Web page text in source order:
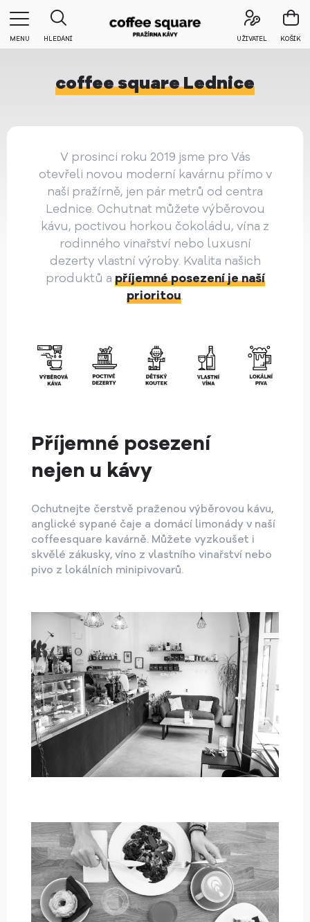
MENU HLEDÁNÍ UŽIVATEL KOŠÍK
coffee square Lednice
V prosinci roku 2019 jsme pro Vás
otevřeli novou moderní kavárnu přímo v
naši pražírně, jen pár metrů od centra
Lednice. Ochutnat můžete výběrovou
kávu, poctivou horkou čokoládu, vína z
rodinného vinařství nebo luxusní
dezerty vlastní výroby. Kvalita našich
produktů a příjemné posezení je naší
prioritou.
Příjemné posezení
nejen u kávy
Ochutnejte čerstvě praženou výběrovou kávu,
anglické sypané čaje a domácí limonády v naší
coffeesquare kavárně. Můžete vyzkoušet i
skvělé zákusky, víno z vlastního vinařství nebo
pivo z lokálních minipivovarů.